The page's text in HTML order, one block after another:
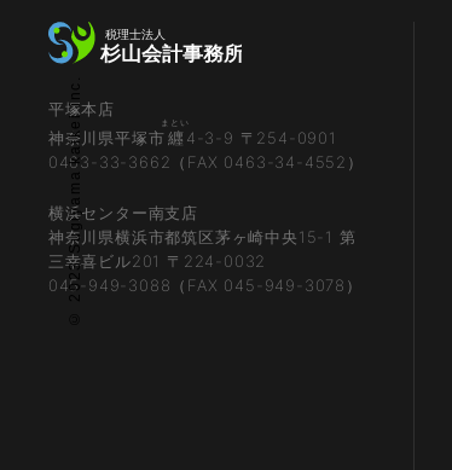
© 2023 Sugiyama kaikei inc.
平塚本店
神奈川県平塚市纒
まとい
4-3-9 〒254-0901
0463-33-3662（FAX 0463-34-4552）
横浜センター南支店
神奈川県横浜市都筑区茅ヶ崎中央15-1 第
三幸喜ビル201 〒224-0032
045-949-3088（FAX 045-949-3078）